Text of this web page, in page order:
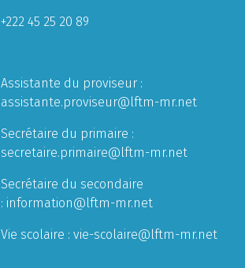
+222 45 25 20 89
Assistante du proviseur :
assistante.proviseur@lftm-mr.net
Secrétaire du primaire :
secretaire.primaire@lftm-mr.net
Secrétaire du secondaire
: information@lftm-mr.net
Vie scolaire : vie-scolaire@lftm-mr.net